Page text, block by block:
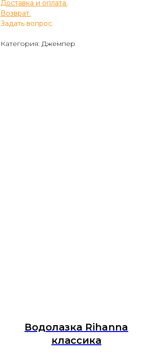
Доставка и оплата.
Возврат.
Задать вопрос.
Категория: Джемпер
Водолазка Rihanna
классика